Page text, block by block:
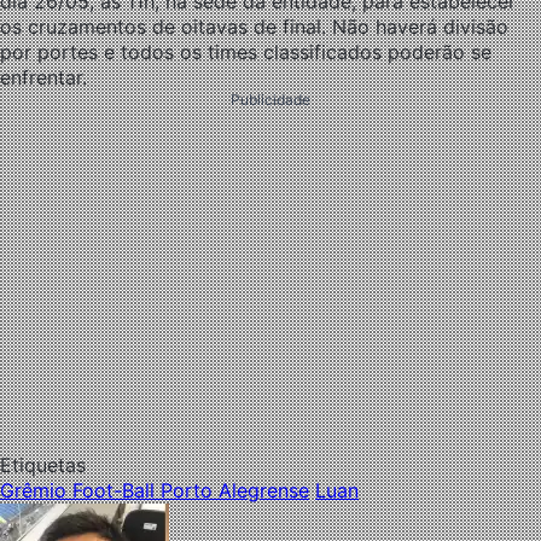
os cruzamentos de oitavas de final. Não haverá divisão
por portes e todos os times classificados poderão se
enfrentar.
Publicidade
Etiquetas
Grêmio Foot-Ball Porto Alegrense Luan